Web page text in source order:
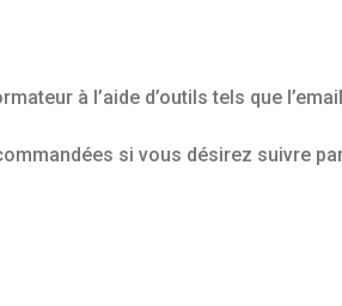
à l’aide d’outils tels que
si vous désirez suivre